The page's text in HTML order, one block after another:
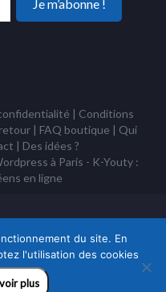
| Conditions
| FAQ boutique | Qui
| Des idées ?
à Paris - K-Youty :
en ligne
loi 1901du site. En
l'utilisation des cookies
plus